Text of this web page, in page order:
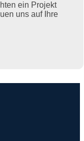
ein Projekt
uns auf Ihre